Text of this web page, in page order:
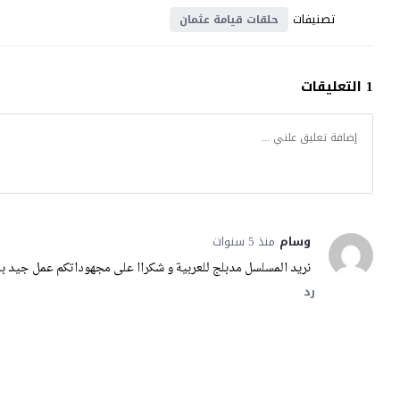
تصنيفات حلقات قيامة عثمان
1 التعليقات
وسام منذ 5 سنوات
نريد المسلسل مدبلج للعربية و شكراا على مجهوداتكم عمل جيد
رد